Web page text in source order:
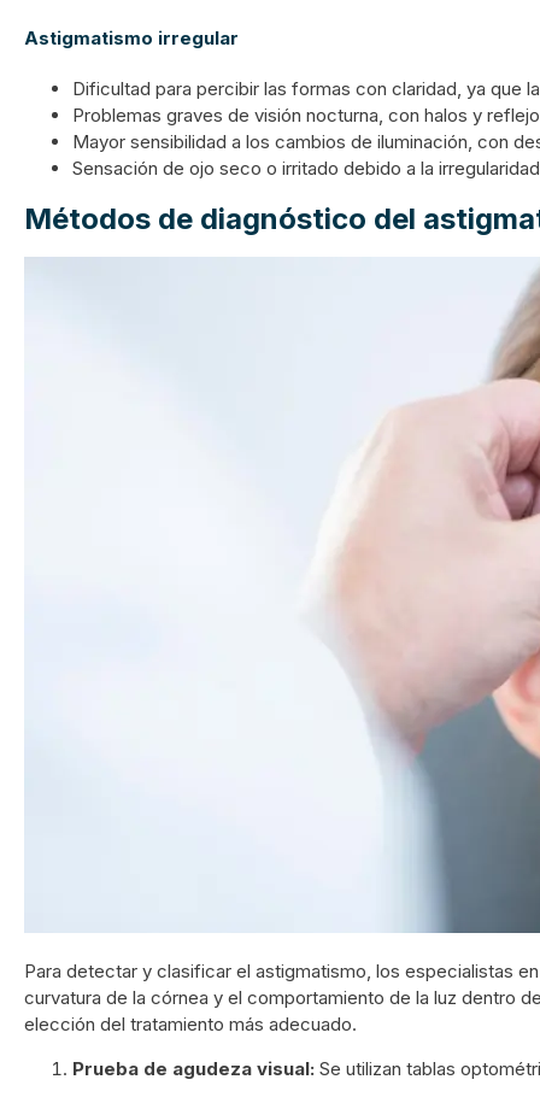
Astigmatismo irregular
Dificultad para percibir las formas con claridad, ya que
Problemas graves de visión nocturna, con halos y
Mayor sensibilidad a los cambios de iluminación, con
Sensación de ojo seco o irritado debido a la
Métodos de diagnóstico del
Para detectar y clasificar el astigmatismo, los especialistas
curvatura de la córnea y el comportamiento de la luz dentro
elección del tratamiento más adecuado.
Prueba de agudeza visual: Se utilizan tablas